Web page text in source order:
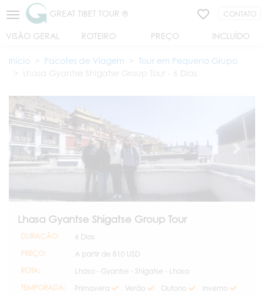
GREAT TIBET TOUR ® CONTATO
VISÃO GERAL ROTEIRO PREÇO INCLUÍDO
Início Pacotes de Viagem
Tour em Pequeno Grupo
Lhasa Gyantse Shigatse Group Tour - 6 Dias
Lhasa Gyantse Shigatse Group Tour
DURAÇÃO:
6 Dias
PREÇO:
A partir de 810 USD
ROTA:
Lhasa - Gyantse - Shigatse - Lhasa
TEMPORADA:
Primavera Verão Outono
Inverno